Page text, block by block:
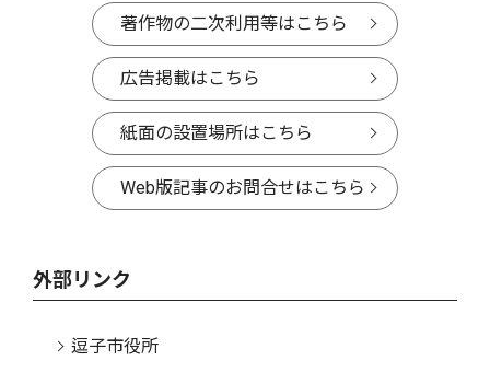
著作物の二次利用等はこちら
広告掲載はこちら
紙面の設置場所はこちら
Web版記事のお問合せはこちら
外部リンク
逗子市役所